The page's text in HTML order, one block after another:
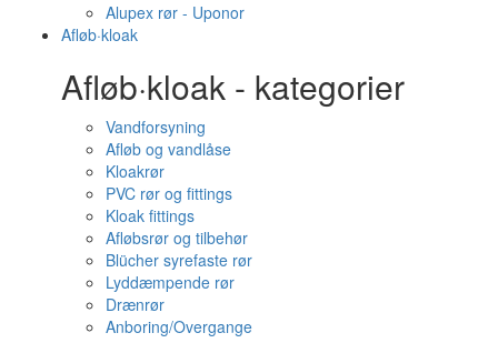
Alupex rør - Uponor
Afløb·kloak
Afløb·kloak - kategorier
Vandforsyning
Afløb og vandlåse
Kloakrør
PVC rør og fittings
Kloak fittings
Afløbsrør og tilbehør
Blücher syrefaste rør
Lyddæmpende rør
Drænrør
Anboring/Overgange